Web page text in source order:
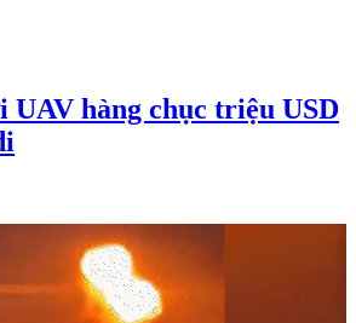
hàng chục triệu USD